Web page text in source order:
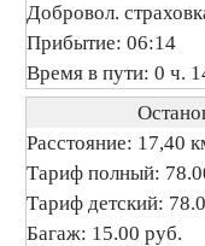
Добровол.
Прибытие: 06:14
Время в пути: 0 ч.
Расстояние: 17,40
Тариф полный:
Тариф детский:
Багаж: 15.00 руб.